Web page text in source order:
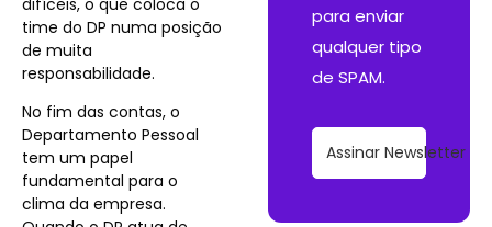
time do DP numa posição
de muita
responsabilidade.
No fim das contas, o
Departamento Pessoal
tem um papel
fundamental para o
clima da empresa.
para enviar
qualquer tipo
de SPAM.
Assinar Newsletter